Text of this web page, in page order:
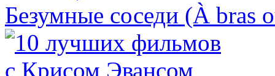
Безумные соседи (À bras